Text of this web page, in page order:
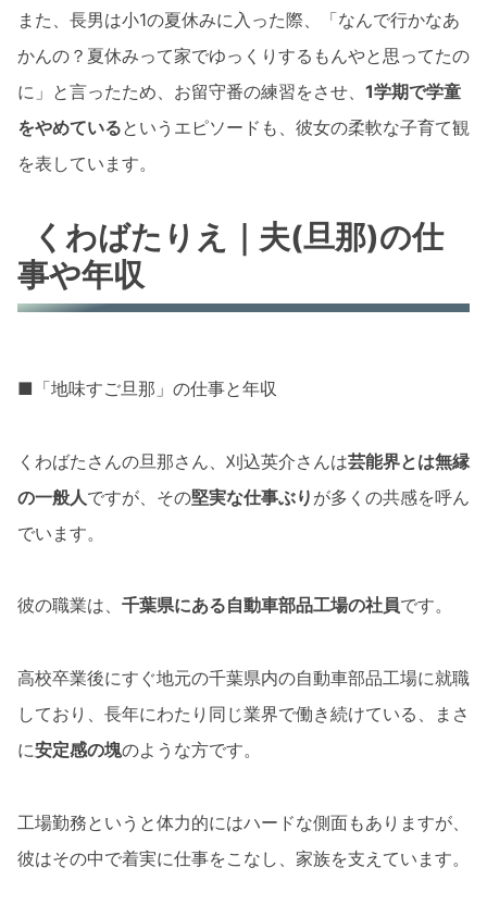
また、長男は小1の夏休みに入った際、「なんで行かなあ
かんの？夏休みって家でゆっくりするもんやと思ってたの
に」と言ったため、お留守番の練習をさせ、 1学期で学童
をやめているというエピソードも、彼女の柔軟な子育て観
を表しています。
くわばたりえ｜夫(旦那)の仕
事や年収
■「地味すご旦那」の仕事と年収
くわばたさんの旦那さん、刈込英介さんは芸能界とは無縁
の一般人ですが、その堅実な仕事ぶり が多くの共感を呼ん
でいます。
彼の職業は、 千葉県にある自動車部品工場の社員です。
高校卒業後にすぐ地元の千葉県内の自動車部品工場に就職
しており、長年にわたり同じ業界で働き続けている、まさ
に安定感の塊のような方です。
工場勤務というと体力的にはハードな側面もありますが、
彼はその中で着実に仕事をこなし、家族を支えています。